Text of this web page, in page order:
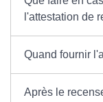
l'attestation de
Quand fournir
Après le